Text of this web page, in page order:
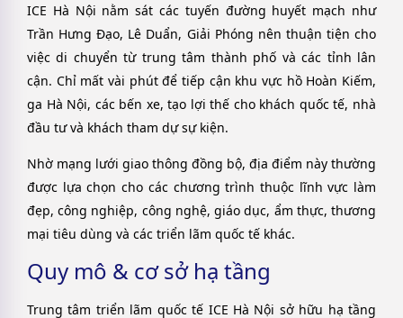
ICE Hà Nội nằm sát các tuyến đường huyết mạch như
Trần Hưng Đạo, Lê Duẩn, Giải Phóng nên thuận tiện cho
việc di chuyển từ trung tâm thành phố và các tỉnh lân
cận. Chỉ mất vài phút để tiếp cận khu vực hồ Hoàn Kiếm,
ga Hà Nội, các bến xe, tạo lợi thế cho khách quốc tế, nhà
đầu tư và khách tham dự sự kiện.
Nhờ mạng lưới giao thông đồng bộ, địa điểm này thường
được lựa chọn cho các chương trình thuộc lĩnh vực làm
đẹp, công nghiệp, công nghệ, giáo dục, ẩm thực, thương
mại tiêu dùng và các triển lãm quốc tế khác.
Quy mô & cơ sở hạ tầng
Trung tâm triển lãm quốc tế ICE Hà Nội sở hữu hạ tầng